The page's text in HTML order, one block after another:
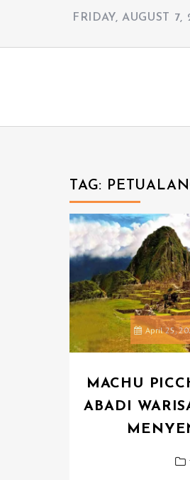
i
c
FRIDAY, AUGUST 7,
TAG:
April 25,
MACHU
ABADI